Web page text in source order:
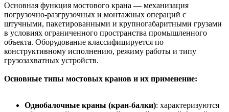
Основная функция мостового крана — механизация
погрузочно-разгрузочных и монтажных операций с
штучными, пакетированными и крупногабаритными грузами
в условиях ограниченного пространства промышленного
объекта. Оборудование классифицируется по
конструктивному исполнению, режиму работы и типу
грузозахватных устройств.
Основные типы мостовых кранов и их применение:
Однобалочные краны (кран-балки): характеризуются